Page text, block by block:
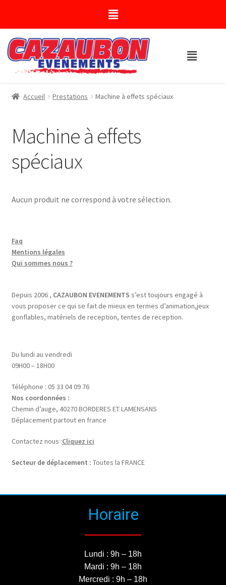
Accueil Prestations Machine à effets spéciaux
Machine à effets
spéciaux
Aucun produit ne correspond à votre sélection.
Faq
Mentions légales
Qui sommes nous ?
Depuis 2006 , CAZAUBON EVENEMENTS s’est toujours engagé à
vous proposer ce qui se fait de mieux en termes d’animation,jeux
gonflables, matériels de reception, tentes de reception.
Du lundi au vendredi
09H00 – 18H00
Téléphone : 05 33 04 09 76
Nos coordonnées :
Chemin d’auge, 40270 BORDERES ET LAMENSANS
Déplacement partout en france
Contactez nous :Cliquez ici
Secteur de déplacement : Toutes la FRANCE
Horaire
Lundi : 9h – 18h
Mardi : 9h – 18h
Mercredi : 9h – 18h